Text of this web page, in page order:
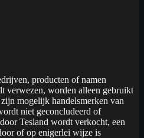
producten of namen
verwezen, worden alleen gebruikt
mogelijk handelsmerken van
niet geconcludeerd of
Tesland wordt verkocht, een
of op enigerlei wijze is